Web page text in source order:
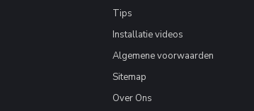
Tips
Installatie videos
Algemene voorwaarden
Sitemap
Over Ons